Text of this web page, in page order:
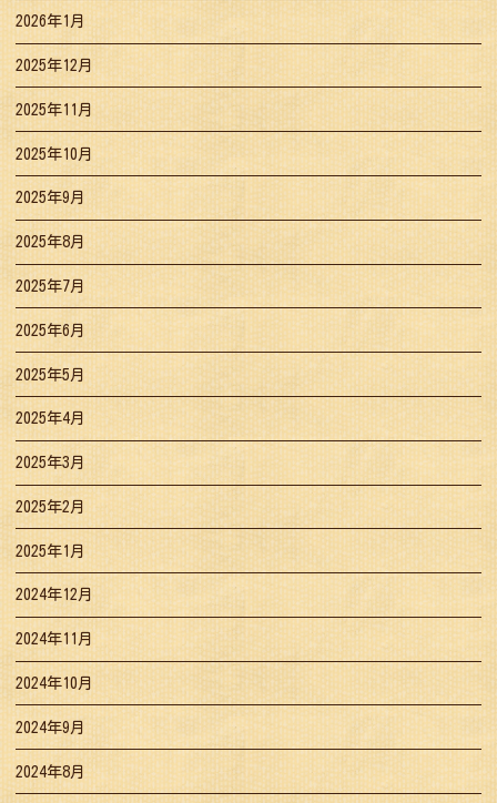
2026年1月
2025年12月
2025年11月
2025年10月
2025年9月
2025年8月
2025年7月
2025年6月
2025年5月
2025年4月
2025年3月
2025年2月
2025年1月
2024年12月
2024年11月
2024年10月
2024年9月
2024年8月